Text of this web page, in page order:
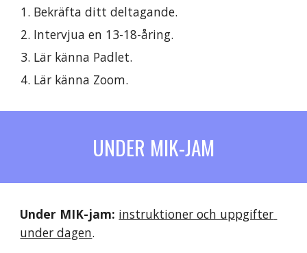
Bekräfta ditt deltagande.
Intervjua en 13-18-åring.
Lär känna Padlet.
Lär känna Zoom.
UNDER MIK-JAM
Under MIK-jam: instruktioner och uppgifter
under dagen.